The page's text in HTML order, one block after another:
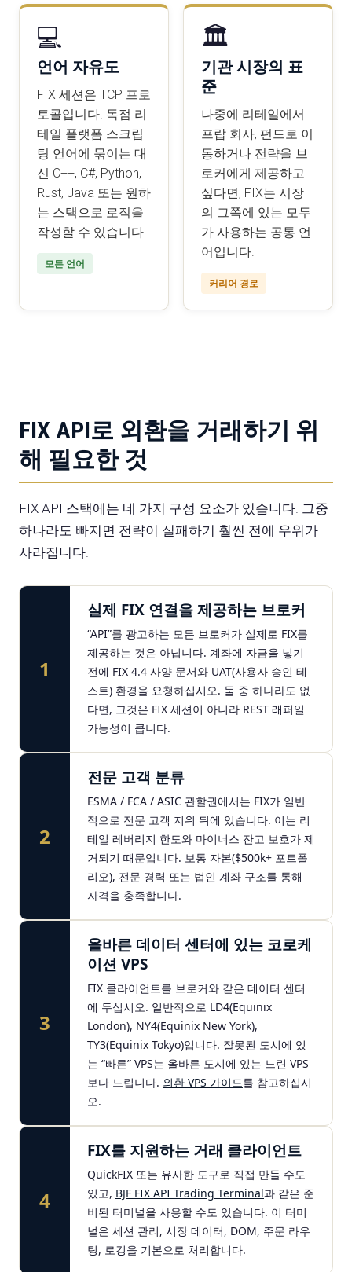
💻
언어 자유도
FIX 세션은 TCP 프로
토콜입니다. 독점 리
테일 플랫폼 스크립
팅 언어에 묶이는 대
신 C++, C#, Python,
Rust, Java 또는 원하
는 스택으로 로직을
작성할 수 있습니다.
모든 언어
🏛️
기관 시장의 표
준
나중에 리테일에서
프랍 회사, 펀드로 이
동하거나 전략을 브
로커에게 제공하고
싶다면, FIX는 시장
의 그쪽에 있는 모두
가 사용하는 공통 언
어입니다.
커리어 경로
FIX API로 외환을 거래하기 위
해 필요한 것
FIX API 스택에는 네 가지 구성 요소가 있습니다. 그중
하나라도 빠지면 전략이 실패하기 훨씬 전에 우위가
사라집니다.
1
실제 FIX 연결을 제공하는 브로커
“API”를 광고하는 모든 브로커가 실제로 FIX를
제공하는 것은 아닙니다. 계좌에 자금을 넣기
전에 FIX 4.4 사양 문서와 UAT(사용자 승인 테
스트) 환경을 요청하십시오. 둘 중 하나라도 없
다면, 그것은 FIX 세션이 아니라 REST 래퍼일
가능성이 큽니다.
2
전문 고객 분류
ESMA / FCA / ASIC 관할권에서는 FIX가 일반
적으로 전문 고객 지위 뒤에 있습니다. 이는 리
테일 레버리지 한도와 마이너스 잔고 보호가 제
거되기 때문입니다. 보통 자본($500k+ 포트폴
리오), 전문 경력 또는 법인 계좌 구조를 통해
자격을 충족합니다.
3
올바른 데이터 센터에 있는 코로케
이션 VPS
FIX 클라이언트를 브로커와 같은 데이터 센터
에 두십시오. 일반적으로 LD4(Equinix
London), NY4(Equinix New York),
TY3(Equinix Tokyo)입니다. 잘못된 도시에 있
는 “빠른” VPS는 올바른 도시에 있는 느린 VPS
보다 느립니다. 외환 VPS 가이드를 참고하십시
오.
4
FIX를 지원하는 거래 클라이언트
QuickFIX 또는 유사한 도구로 직접 만들 수도
있고, BJF FIX API Trading Terminal과 같은 준
비된 터미널을 사용할 수도 있습니다. 이 터미
널은 세션 관리, 시장 데이터, DOM, 주문 라우
팅, 로깅을 기본으로 처리합니다.